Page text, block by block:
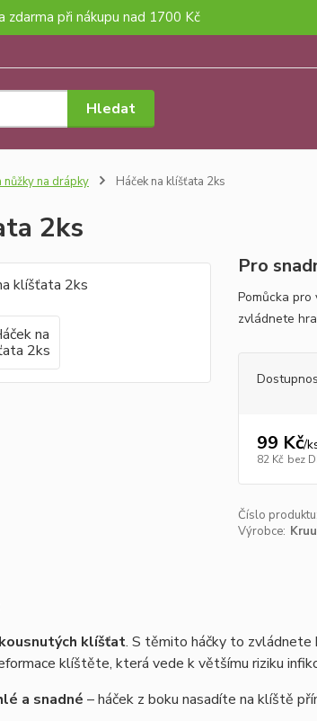
zdarma při nákupu nad 1700 Kč
Hledat
nůžky na drápky Háček na klíšťata 2ks
2ks
Pro
Pomůcka
zvládnete
99 Kč/
82 Kč bez
Číslo produktu:
Výrobce:
klíšťat. S těmito háčky to zvládnete
klíštěte, která vede k většímu riziku
a snadné – háček z boku nasadíte na klíště